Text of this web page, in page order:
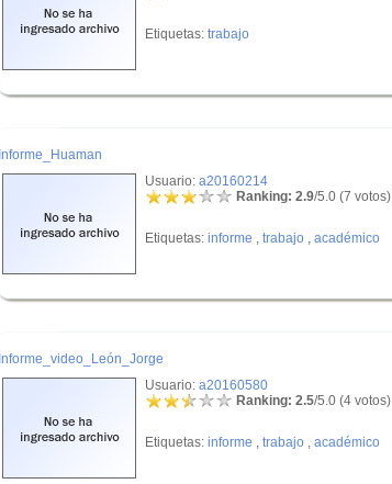
Etiquetas: trabajo
Informe_Huaman
Usuario: a20160214
Ranking: 2.9/5.0 (7 votos)
Etiquetas: informe , trabajo , académico
Informe_video_León_Jorge
Usuario: a20160580
Ranking: 2.5/5.0 (4 votos)
Etiquetas: informe , trabajo , académico